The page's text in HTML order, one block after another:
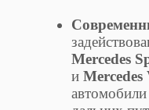
Mercedes
иMercedes